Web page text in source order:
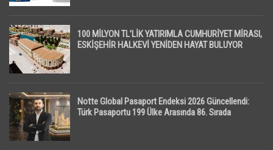
100 MİLYON TL’LİK YATIRIMLA CUMHURİYET MİRASI,
ESKİŞEHİR HALKEVİ YENİDEN HAYAT BULUYOR
Notte Global Pasaport Endeksi 2026 Güncellendi:
Türk Pasaportu 199 Ülke Arasında 86. Sırada